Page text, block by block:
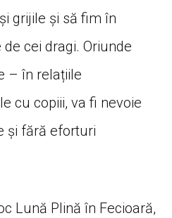
grijile și să fim în
cei dragi. Oriunde
– în relațiile
cu copiii, va fi nevoie
și fără eforturi
Lună Plină în Fecioară,